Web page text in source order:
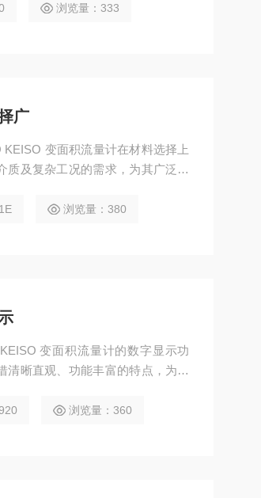
氮气、蒸汽等，都能实现有效监
浏览量：333
广
变面积流量计在材料选择上
质及复杂工况的需求，为其广泛应
等腐蚀性较强的流体；对于高温高
浏览量：380
变面积流量计的数字显示功
清晰直观、功能丰富的特点，为用
数值依然清晰可见，避免了传统指
浏览量：360